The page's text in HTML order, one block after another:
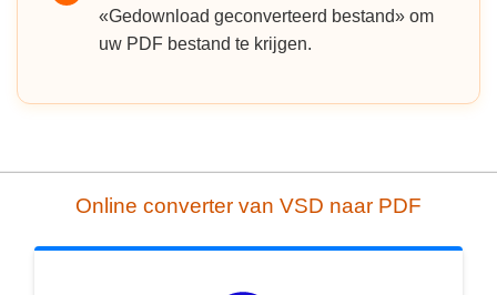
«Gedownload geconverteerd bestand» om
uw PDF bestand te krijgen.
Online converter van VSD naar PDF